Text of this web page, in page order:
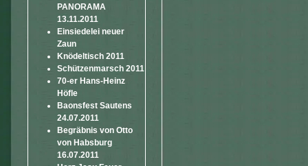
PANORAMA
13.11.2011
Einsiedelei neuer
Zaun
Knödeltisch 2011
Schützenmarsch 2011
70-er Hans-Heinz
Höfle
Baonsfest Sautens
24.07.2011
Begräbnis von Otto
von Habsburg
16.07.2011